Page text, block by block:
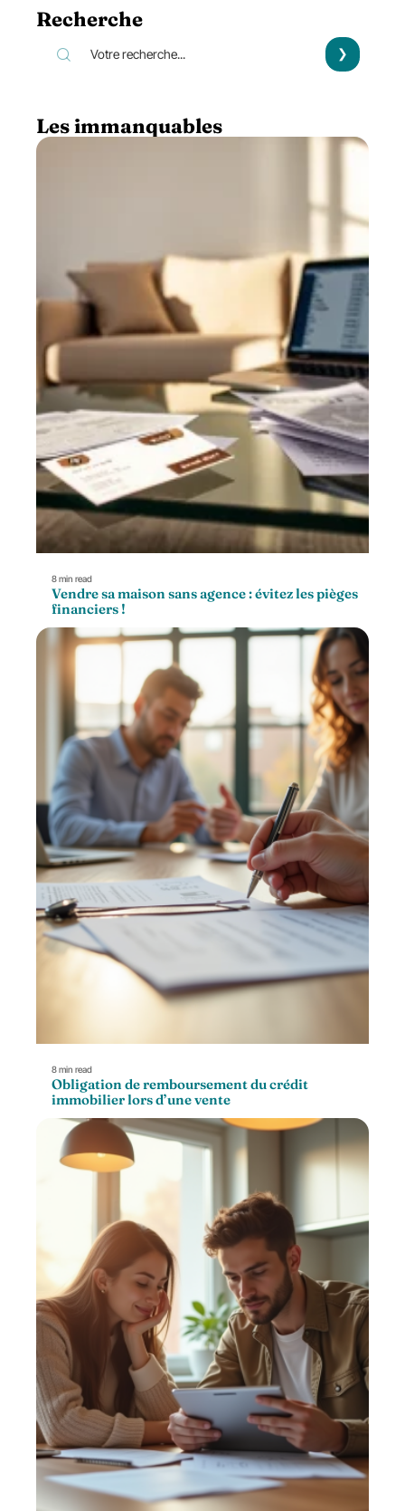
Recherche
Les immanquables
8 min read
Vendre sa maison sans agence : évitez les pièges
financiers !
8 min read
Obligation de remboursement du crédit
immobilier lors d’une vente